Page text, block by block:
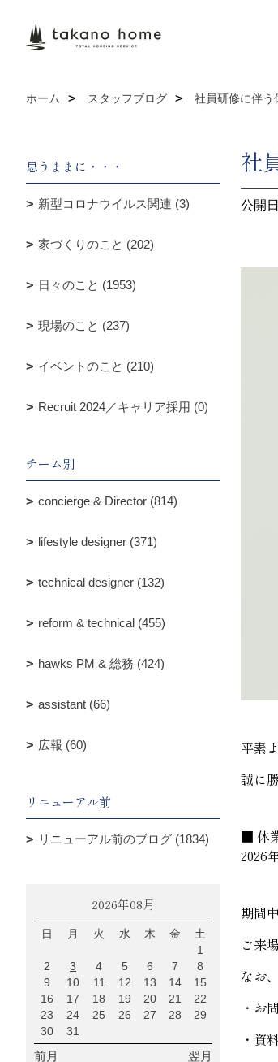
ホーム スタッフブログ 社員研修に伴う
社
公開
平素
誠に
■ 休
2026
期間
ご来
なお
・お
・資
思うままに・・・
新型コロナウイルス関連 (3)
家づくりのこと (202)
日々のこと (1953)
現場のこと (237)
イベントのこと (210)
Recruit 2024／キャリア採用 (0)
チーム別
concierge & Director (814)
lifestyle designer (371)
technical designer (132)
reform & technical (455)
hawks PM & 総務 (424)
assistant (66)
広報 (60)
リニューアル前
リニューアル前のブログ (1834)
2026年08月
日 月 火 水 木 金
土
1
2
3 4 5 6 7
8
9
10 11 12 13 14
15
16
17 18 19 20 21
22
23
24 25 26 27 28
29
30
31
前月 翌月